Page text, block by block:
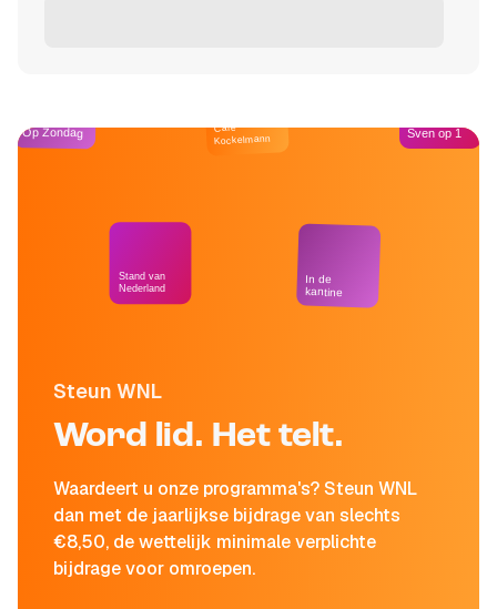
Steun WNL
Word lid. Het telt.
Waardeert u onze programma's? Steun WNL
dan met de jaarlijkse bijdrage van slechts
€8,50, de wettelijk minimale verplichte
bijdrage voor omroepen.
Op Zondag
Stand van
Nederland
Café
Kockelmann
In de
kantine
Sven op 1